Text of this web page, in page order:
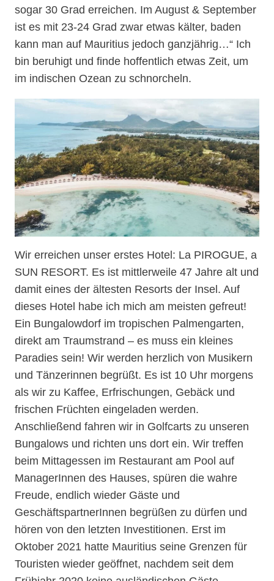
sogar 30 Grad erreichen. Im August & September
ist es mit 23-24 Grad zwar etwas kälter, baden
kann man auf Mauritius jedoch ganzjährig…“ Ich
bin beruhigt und finde hoffentlich etwas Zeit, um
im indischen Ozean zu schnorcheln.
Wir erreichen unser erstes Hotel: La PIROGUE, a
SUN RESORT. Es ist mittlerweile 47 Jahre alt und
damit eines der ältesten Resorts der Insel. Auf
dieses Hotel habe ich mich am meisten gefreut!
Ein Bungalowdorf im tropischen Palmengarten,
direkt am Traumstrand – es muss ein kleines
Paradies sein! Wir werden herzlich von Musikern
und Tänzerinnen begrüßt. Es ist 10 Uhr morgens
als wir zu Kaffee, Erfrischungen, Gebäck und
frischen Früchten eingeladen werden.
Anschließend fahren wir in Golfcarts zu unseren
Bungalows und richten uns dort ein. Wir treffen
beim Mittagessen im Restaurant am Pool auf
ManagerInnen des Hauses, spüren die wahre
Freude, endlich wieder Gäste und
GeschäftspartnerInnen begrüßen zu dürfen und
hören von den letzten Investitionen. Erst im
Oktober 2021 hatte Mauritius seine Grenzen für
Touristen wieder geöffnet, nachdem seit dem